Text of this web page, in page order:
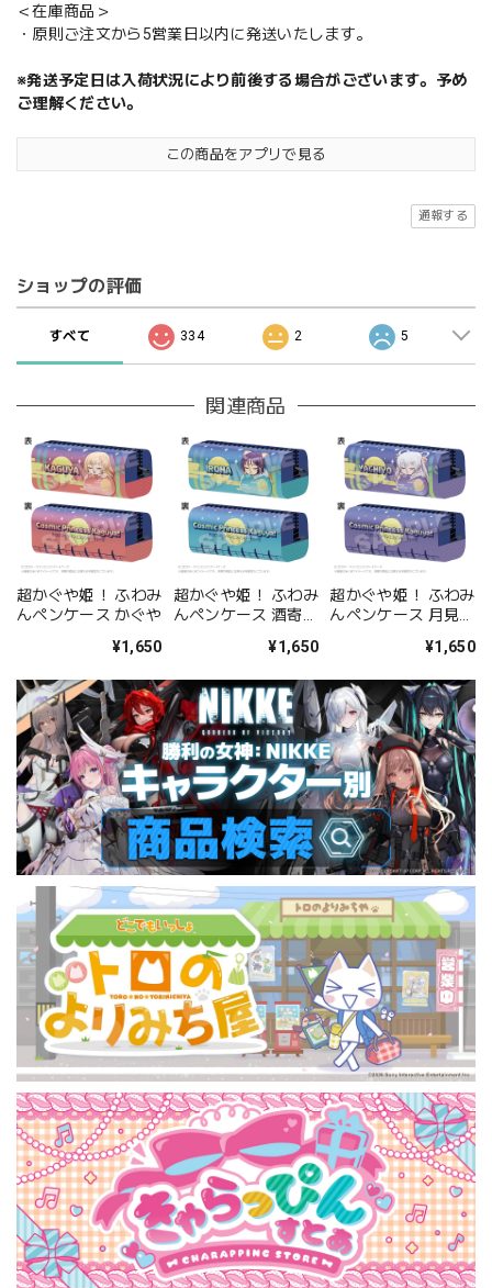
＜在庫商品＞
・原則ご注文から5営業日以内に発送いたします。
※発送予定日は入荷状況により前後する場合がございます。予め
ご理解ください。
この商品をアプリで見る
通報する
ショップの評価
すべて 334 2 5
関連商品
超かぐや姫！ ふわみ
んペンケース かぐや
¥1,650
超かぐや姫！ ふわみ
んペンケース 酒寄彩
¥1,650
超かぐや姫！ ふわみ
んペンケース 月見ヤ
¥1,650